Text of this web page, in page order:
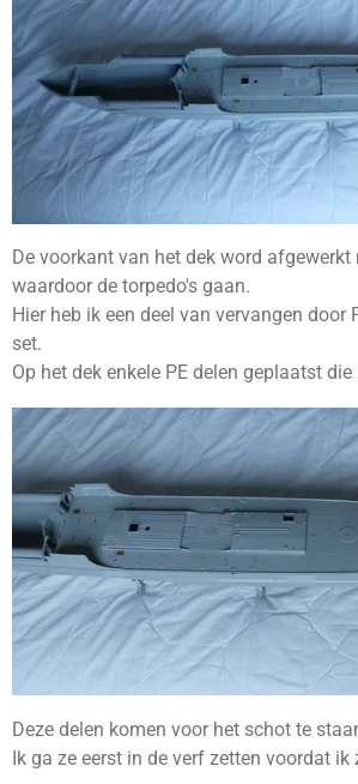
De voorkant van het dek word afgewerkt
waardoor de torpedo's gaan.
Hier heb ik een deel van vervangen door
set.
Op het dek enkele PE delen geplaatst
Deze delen komen voor het schot te
Ik ga ze eerst in de verf zetten voordat ik